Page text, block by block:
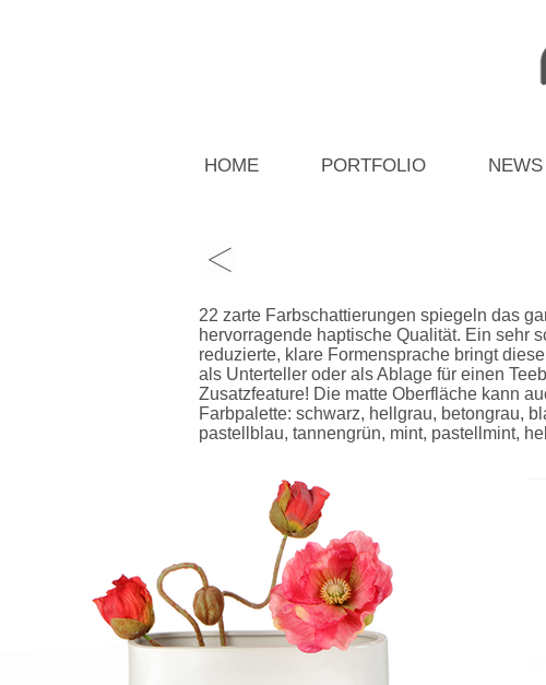
HOME PORTFOLIO NEWS
22 zarte Farbschattierungen spiegeln das
hervorragende haptische Qualität. Ein sehr
reduzierte, klare Formensprache bringt
als Unterteller oder als Ablage für einen
Zusatzfeature! Die matte Oberfläche kann
Farbpalette: schwarz, hellgrau, betongrau,
pastellblau, tannengrün, mint, pastellmint,